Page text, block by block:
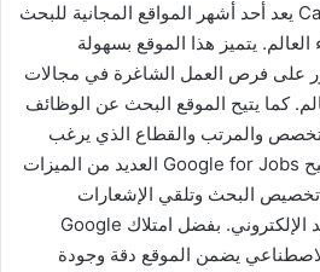
موقع Careers Google Jobs يعد أحد أشهر المواقع المجانية للبحث
يتميز هذا الموقع بسهولة
على فرص العمل الشاغرة في مجالات
كما يتيح الموقع البحث عن الوظائف
والمرتب والقطاع الذي يرغب
المرشحون في العمل به. يتيح Google for Jobs العديد من الميزات
البحث وتلقي الإشعارات
بالوظائف الجديدة عبر البريد الإلكتروني. بفضل امتلاك Google
يضمن الموقع دقة وجودة